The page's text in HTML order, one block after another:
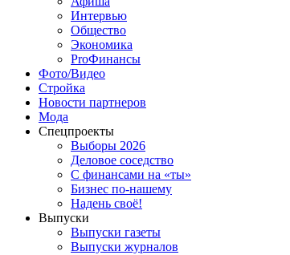
Интервью
Общество
Экономика
ProФинансы
Фото/Видео
Стройка
Новости партнеров
Мода
Спецпроекты
Выборы 2026
Деловое соседство
С финансами на «ты»
Бизнес по-нашему
Надень своё!
Выпуски
Выпуски газеты
Выпуски журналов